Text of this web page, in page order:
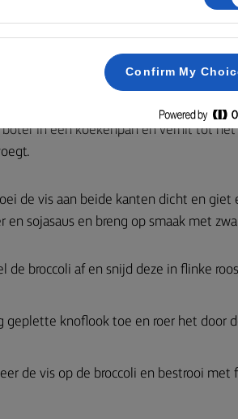
de zalm in 4 gelijke stukken.
in een koekenpan en verhit tot
de vis aan beide kanten dicht en giet
en sojasaus en breng op smaak met
de broccoli af en snijd deze in flinke
geplette knoflook toe en roer het door
de vis op de broccoli en bestrooi
Confirm My